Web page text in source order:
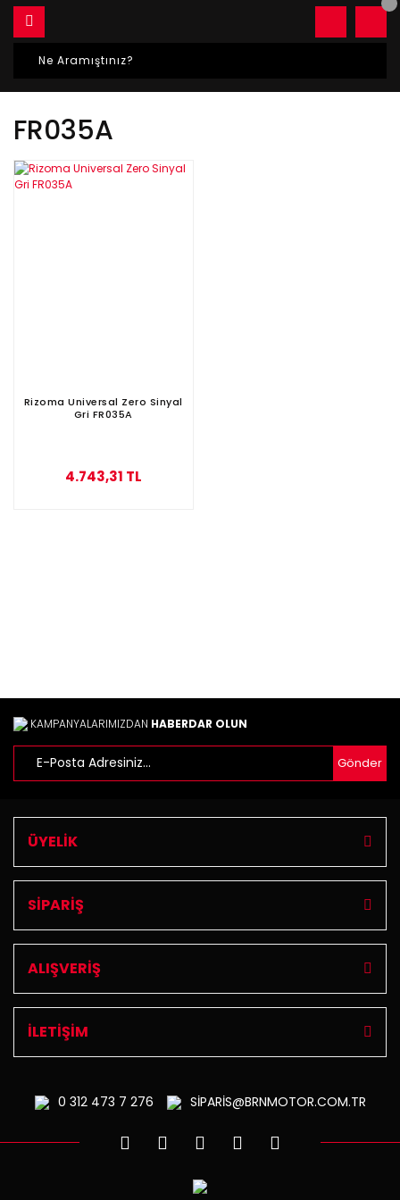
FR035A
Rizoma Universal Zero Sinyal
Gri FR035A
4.743,31 TL
KAMPANYALARIMIZDAN HABERDAR OLUN
Gönder
ÜYELİK
SİPARİŞ
ALIŞVERİŞ
İLETİŞİM
0 312473 7 276 SİPARİS@BRNMOTOR.COM.TR